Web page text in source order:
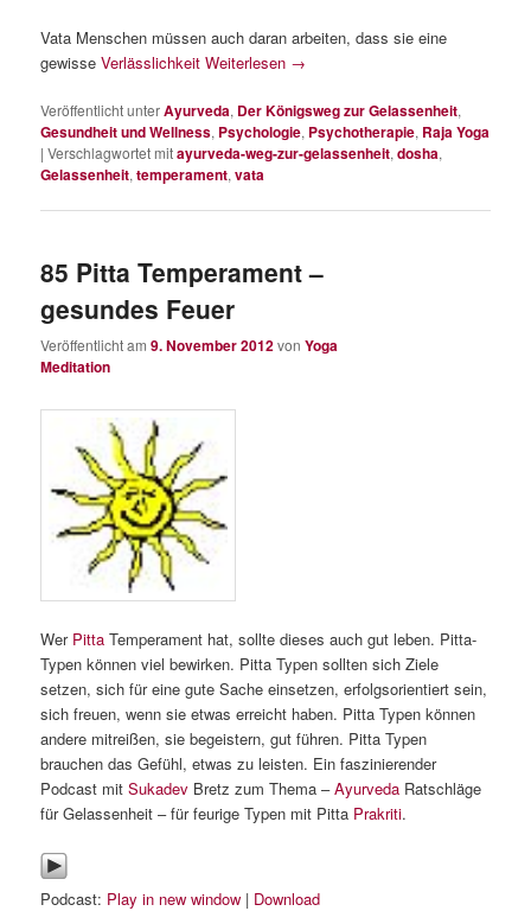
Vata Menschen müssen auch daran arbeiten, dass sie eine
gewisseVerlässlichkeit Weiterlesen →
Veröffentlicht unterAyurveda, Der Königsweg zur Gelassenheit,
Gesundheit und Wellness, Psychologie, Psychotherapie, Raja Yoga
|Verschlagwortet mitayurveda-weg-zur-gelassenheit,dosha,
Gelassenheit,temperament,vata
85 Pitta Temperament –
gesundes Feuer
Veröffentlicht am9. November 2012vonYoga
Meditation
Wer PittaTemperament hat, sollte dieses auch gut leben. Pitta-
Typen können viel bewirken. Pitta Typen sollten sich Ziele
setzen, sich für eine gute Sache einsetzen, erfolgsorientiert sein,
sich freuen, wenn sie etwas erreicht haben. Pitta Typen können
andere mitreißen, sie begeistern, gut führen. Pitta Typen
brauchen das Gefühl, etwas zu leisten. Ein faszinierender
Podcast mitSukadev Bretz zum Thema –Ayurveda Ratschläge
für Gelassenheit – für feurige Typen mit Pitta Prakriti.
Podcast: Play in new window | Download